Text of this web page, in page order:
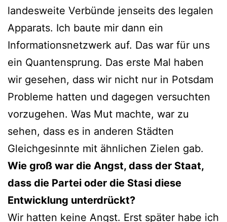
landesweite Verbünde jenseits des legalen
Apparats. Ich baute mir dann ein
Informationsnetzwerk auf. Das war für uns
ein Quantensprung. Das erste Mal haben
wir gesehen, dass wir nicht nur in Potsdam
Probleme hatten und dagegen versuchten
vorzugehen. Was Mut machte, war zu
sehen, dass es in anderen Städten
Gleichgesinnte mit ähnlichen Zielen gab.
Wie groß war die Angst, dass der Staat,
dass die Partei oder die Stasi diese
Entwicklung unterdrückt?
Wir hatten keine Angst. Erst später habe ich